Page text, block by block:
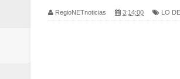
RegioNETnoticias 3:14:00 LO